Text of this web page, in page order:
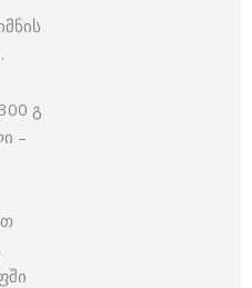
გ
–